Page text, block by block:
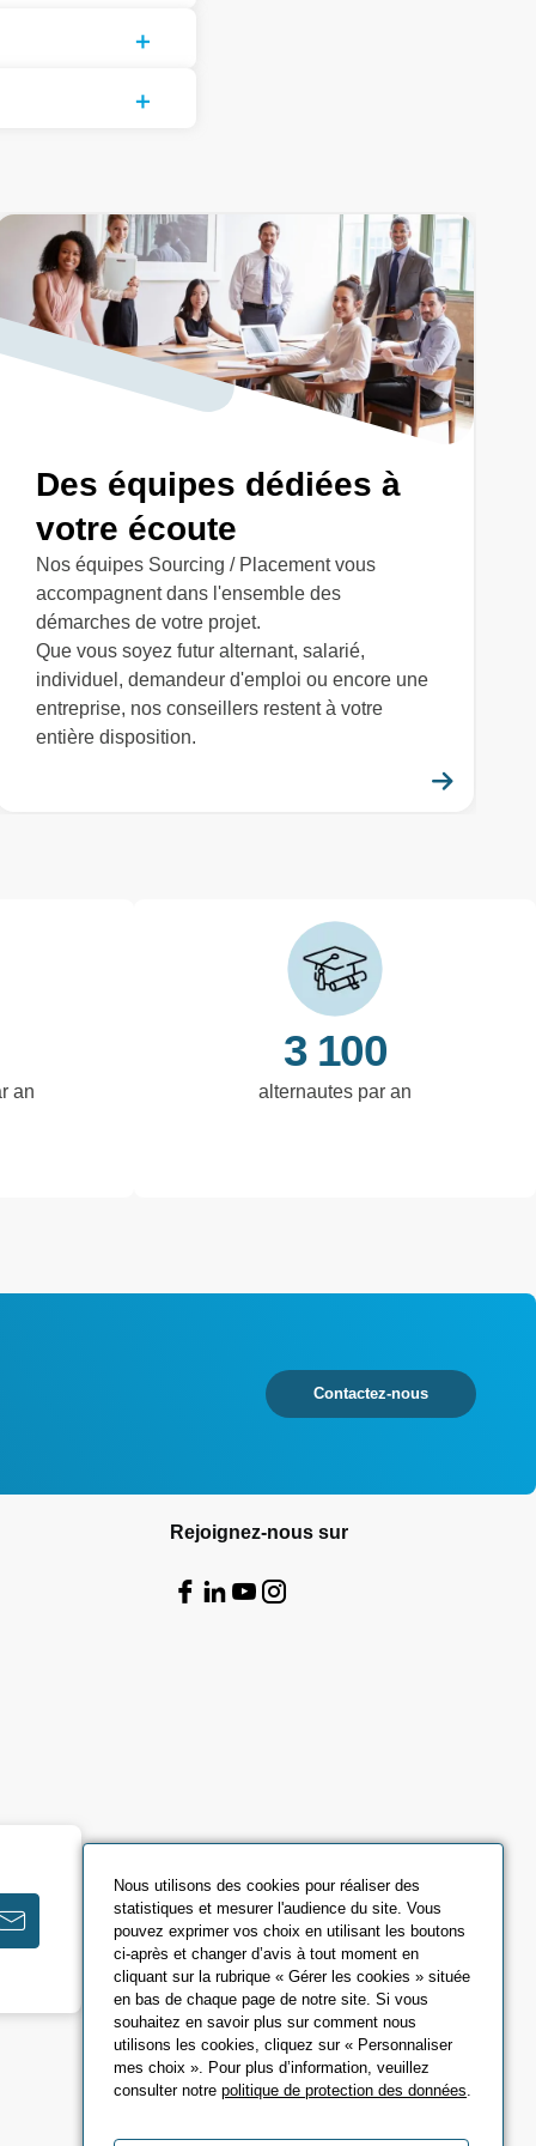
Des équipes dédiées à
votre écoute
Nos équipes Sourcing / Placement vous
accompagnent dans l'ensemble des
démarches de votre projet.
Que vous soyez futur alternant, salarié,
individuel, demandeur d'emploi ou encore une
entreprise, nos conseillers restent à votre
entière disposition.
an
3 100
alternautes par an
Contactez-nous
Rejoignez-nous sur
Nous utilisons des cookies pour réaliser des
statistiques et mesurer l'audience du site. Vous
pouvez exprimer vos choix en utilisant les boutons
ci-après et changer d’avis à tout moment en
cliquant sur la rubrique « Gérer les cookies » située
en bas de chaque page de notre site. Si vous
souhaitez en savoir plus sur comment nous
utilisons les cookies, cliquez sur « Personnaliser
mes choix ». Pour plus d’information, veuillez
consulter notrepolitique de protection des données.